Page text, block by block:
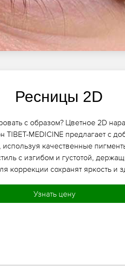
Ресницы 2D
с образом? Цветное 2D
TIBET-MEDICINE предлагает с
используя качественные
с изгибом и густотой,
коррекции сохранят яркость и
Узнать цену